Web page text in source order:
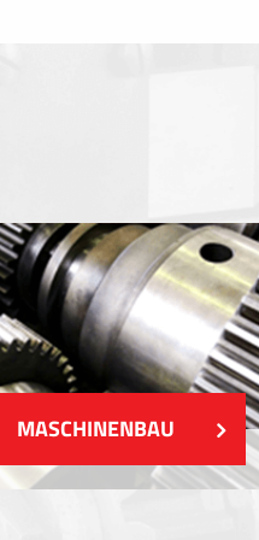
ZEIGEN MEHR
MASCHINENBAU